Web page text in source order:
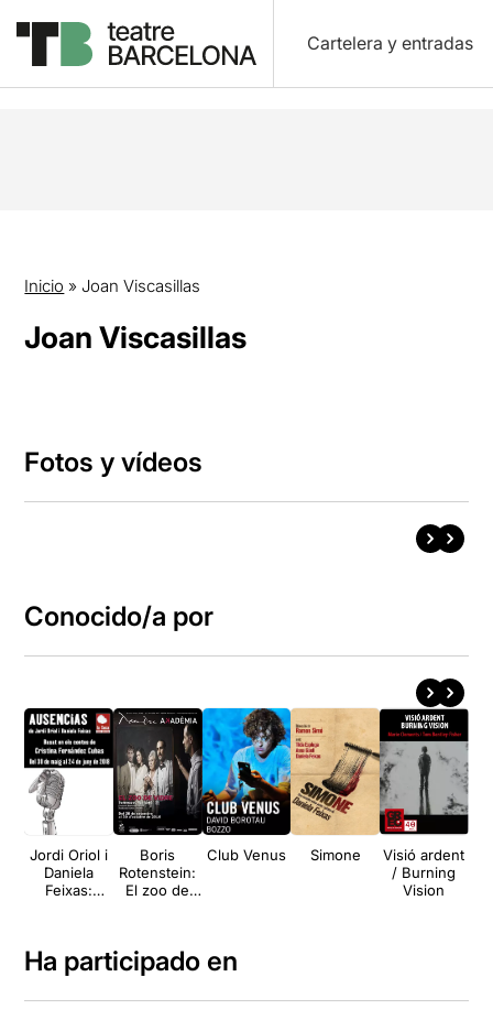
Cartelera y entradas
Inicio » Joan Viscasillas
Joan Viscasillas
Fotos y vídeos
Conocido/a por
Jordi Oriol i
Daniela
Feixas:
Boris
Rotenstein:
El zoo de
Club Venus Simone
Visió ardent
/ Burning
Vision
Ha participado en